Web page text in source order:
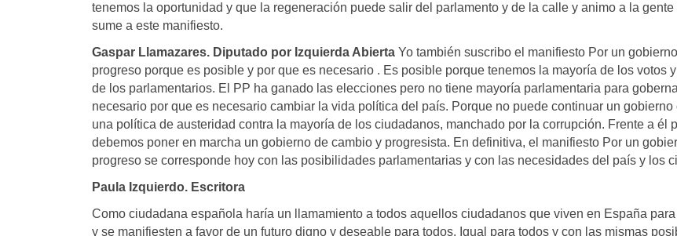
tenemos la oportunidad y que la regeneración puede salir del parlamento y de la calle y animo a la gente
sume a este manifiesto.
Gaspar Llamazares. Diputado por Izquierda Abierta Yo también suscribo el manifiesto Por un
progreso porque es posible y por que es necesario . Es posible porque tenemos la mayoría de los votos
de los parlamentarios. El PP ha ganado las elecciones pero no tiene mayoría parlamentaria para
necesario por que es necesario cambiar la vida política del país. Porque no puede continuar un gobierno
una política de austeridad contra la mayoría de los ciudadanos, manchado por la corrupción. Frente a él
debemos poner en marcha un gobierno de cambio y progresista. En definitiva, el manifiesto Por un
progreso se corresponde hoy con las posibilidades parlamentarias y con las necesidades del país y los
Paula Izquierdo. Escritora
Como ciudadana española haría un llamamiento a todos aquellos ciudadanos que viven en España
y se manifiesten a favor de un futuro digno y deseable para todos. Igual para todos y con las mismas